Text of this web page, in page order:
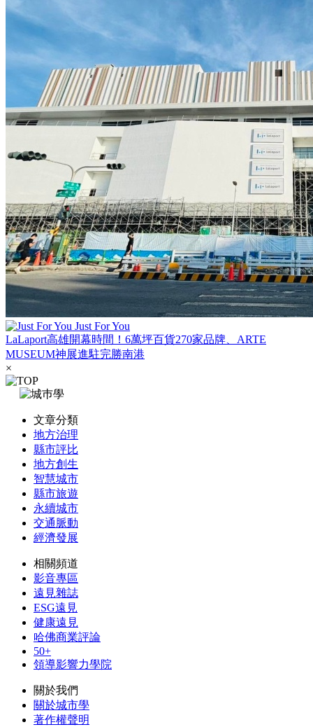
Just For You
LaLaport高雄開幕時間！6萬坪百貨270家品牌、ARTE
MUSEUM神展進駐完勝南港
×
文章分類
地方治理
縣市評比
地方創生
智慧城市
縣市旅遊
永續城市
交通脈動
經濟發展
相關頻道
影音專區
遠見雜誌
ESG遠見
健康遠見
哈佛商業評論
50+
領導影響力學院
關於我們
關於城市學
著作權聲明